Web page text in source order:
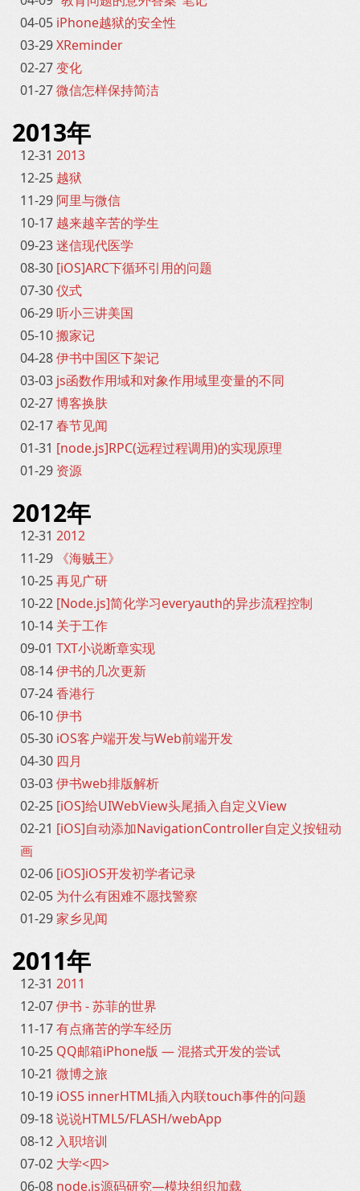
04-05 iPhone越狱的安全性
03-29XReminder
02-27变化
01-27微信怎样保持简洁
2013年
12-31 2013
12-25 越狱
11-29 阿里与微信
10-17 越来越辛苦的学生
09-23迷信现代医学
08-30 [iOS]ARC下循环引用的问题
07-30仪式
06-29听小三讲美国
05-10搬家记
04-28伊书中国区下架记
03-03 js函数作用域和对象作用域里变量的不同
02-27博客换肤
02-17春节见闻
01-31 [node.js]RPC(远程过程调用)的实现原理
01-29 资源
2012年
12-31 2012
11-29 《海贼王》
10-25再见广研
10-22 [Node.js]简化学习everyauth的异步流程控制
10-14 关于工作
09-01 TXT小说断章实现
08-14伊书的几次更新
07-24香港行
06-10伊书
05-30 iOS客户端开发与Web前端开发
04-30 四月
03-03伊书web排版解析
02-25 [iOS]给UIWebView头尾插入自定义View
02-21 [iOS]自动添加NavigationController自定义按钮动
画
02-06 [iOS]iOS开发初学者记录
02-05 为什么有困难不愿找警察
01-29家乡见闻
2011年
12-31 2011
12-07伊书 - 苏菲的世界
11-17有点痛苦的学车经历
10-25 QQ邮箱iPhone版 — 混搭式开发的尝试
10-21 微博之旅
10-19 iOS5 innerHTML插入内联touch事件的问题
09-18说说HTML5/FLASH/webApp
08-12 入职培训
07-02 大学<四>
06-08 node.js源码研究—模块组织加载